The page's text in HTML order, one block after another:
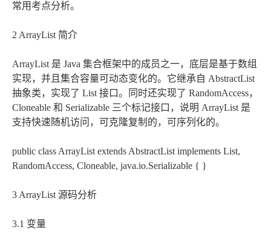
常用考点分析。
2 ArrayList 简介
ArrayList 是 Java 集合框架中的成员之一，底层是基于数组
实现，并且集合容量可动态变化的。它继承自 AbstractList
抽象类，实现了 List 接口。同时还实现了 RandomAccess，
Cloneable 和 Serializable 三个标记接口，说明 ArrayList 是
支持快速随机访问，可克隆复制的，可序列化的。
public class ArrayList extends AbstractList implements List,
RandomAccess, Cloneable, java.io.Serializable { }
3 ArrayList 源码分析
3.1 变量